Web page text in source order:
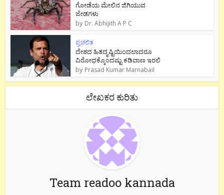
ಗೋಡೆಯ ಮೇಲಿನ ಜಿಗಿಯುವ
ಜೇಡಗಳು
by Dr. Abhijith A P C
ಪ್ರಚಲಿತ
ದೇಶದ ಹಿತದೃಷ್ಟಿಯಿಂದಲಾದರೂ
ವಿರೋಧಕ್ಕೊಂದಷ್ಟು ಕಡಿವಾಣ ಇರಲಿ
by Prasad Kumar Marnabail
ಲೇಖಕರ ಕುರಿತು
Team readoo kannada